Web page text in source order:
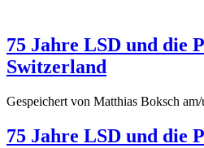
75 Jahre LSD und die
Switzerland
Gespeichert von Matthias Boksch
75 Jahre LSD und die